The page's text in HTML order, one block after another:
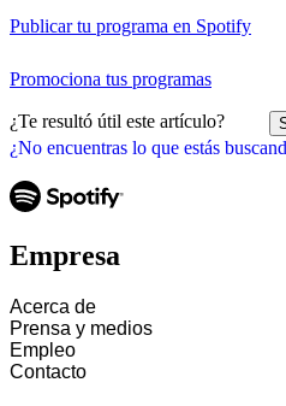
¿No encuentras lo que estás
Publicar tu programa en Spotify
Promociona tus programas
¿Te resultó útil este artículo?
Empresa
Acerca de
Prensa y medios
Empleo
Contacto